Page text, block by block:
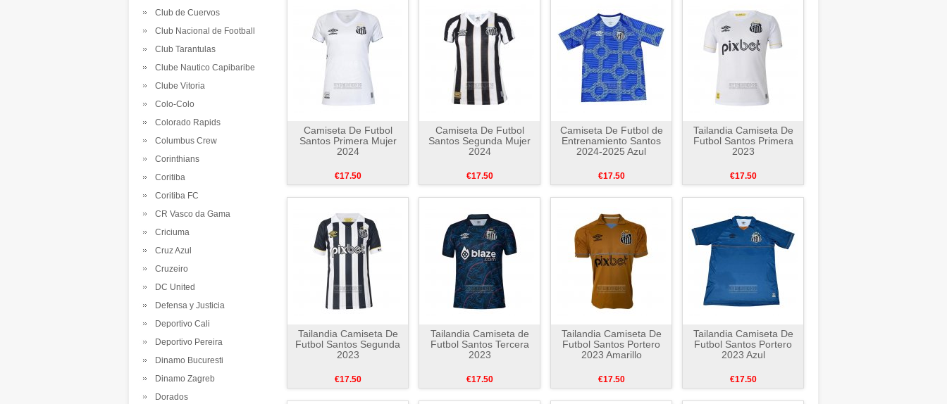
Club de Cuervos
Club Nacional de Football
Club Tarantulas
Clube Nautico Capibaribe
Clube Vitoria
Colo-Colo
Colorado Rapids
Columbus Crew
Corinthians
Coritiba
Coritiba FC
CR Vasco da Gama
Criciuma
Cruz Azul
Cruzeiro
DC United
Defensa y Justicia
Deportivo Cali
Deportivo Pereira
Dinamo Bucuresti
Dinamo Zagreb
Dorados
Camiseta De Futbol
Santos Primera Mujer
2024
€17.50
Camiseta De Futbol
Santos Segunda Mujer
2024
€17.50
Camiseta De Futbol de
Entrenamiento Santos
2024-2025 Azul
€17.50
Tailandia Camiseta De
Futbol Santos Primera
2023
€17.50
Tailandia Camiseta De
Futbol Santos Segunda
2023
€17.50
Tailandia Camiseta de
Futbol Santos Tercera
2023
€17.50
Tailandia Camiseta De
Futbol Santos Portero
2023 Amarillo
€17.50
Tailandia Camiseta De
Futbol Santos Portero
2023 Azul
€17.50